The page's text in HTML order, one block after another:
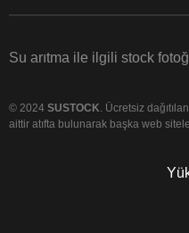
Su arıtma ile ilgili stock
© 2024 SUSTOCK. Ücretsiz
aittir atıfta bulunarak başka web